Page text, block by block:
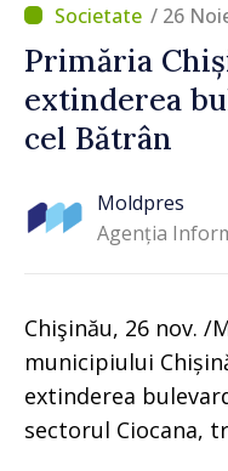
/ 26
Primăria
extinderea
cel Bătrân
Moldpres
Agenția
Chişinău, 26 nov. /
municipiului
extinderea
sectorul Ciocana,